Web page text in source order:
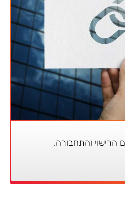
הרישוי והתחבורה.